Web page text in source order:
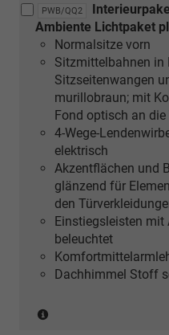
Dekoreinlagen
Holz
Nussbaum
braun
naturell)
Verbindung
mit
[5MC]
Dekoreinlagen
Holz
Linde
Sediment
silbergrau
naturell
oder
[5MF]
Dekoreinlagen
Aluminium
matt
gebürstet
silber
PWB/QQ2
Ambiente Lichtpaket
Normalsitze vorn
Sitzmittelbahnen in
Sitzseitenwangen
murillobraun; mit
Fond optisch an
4-Wege-
elektrisch
Akzentflächen und
glänzend für
den
Einstiegsleisten mit
beleuchtet
Dachhimmel Stoff